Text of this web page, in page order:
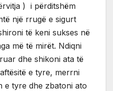
) i përditshëm
një rrugë e sigurt
të keni sukses në
më të mirët. Ndiqni
dhe shikoni ata të
e tyre, merrni
e tyre dhe zbatoni ato